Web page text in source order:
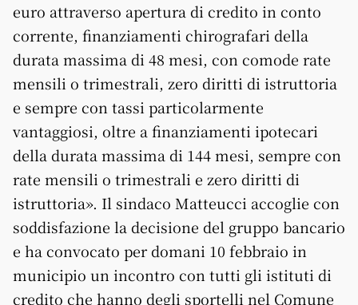
euro attraverso apertura di credito in conto
corrente, finanziamenti chirografari della
durata massima di 48 mesi, con comode rate
mensili o trimestrali, zero diritti di istruttoria
e sempre con tassi particolarmente
vantaggiosi, oltre a finanziamenti ipotecari
della durata massima di 144 mesi, sempre con
rate mensili o trimestrali e zero diritti di
istruttoria». Il sindaco Matteucci accoglie con
soddisfazione la decisione del gruppo bancario
e ha convocato per domani 10 febbraio in
municipio un incontro con tutti gli istituti di
credito che hanno degli sportelli nel Comune